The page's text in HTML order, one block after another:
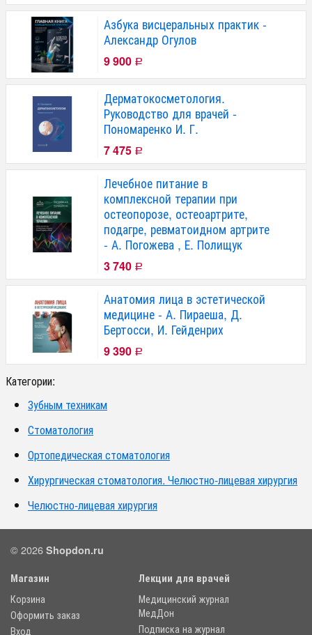
Азбука висцеральных практик -
Александр Огулов
9 900 Р
Дерматокосметология.
Руководство для врачей -
Пономаренко И. Г.
7 475 Р
Лечебное питание в
комплексной терапии при
остеопорозе, остеоартрите,
подагре, ревматоидном артрите
- А. Погожева , Е. Полищук
3 740 Р
Анатомия лица в эстетической
медицине - А. Пираеша, Д.
Бертосси, И. Гейденрих
9 390 Р
Категории:
Зубным техникам
Стоматология
Ортопедическая стоматология
Хирургическая стоматология. Челюстно-лицевая хирургия
Челюстно-лицевая хирургия
© 2026 Shopdon.ru
Магазин
Корзина
Оформить заказ
Вход
Лекции для врачей
Медицинский журнал
МедДон
Подписка на журнал